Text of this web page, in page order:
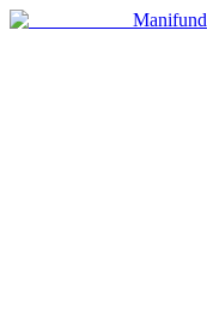
Manifund